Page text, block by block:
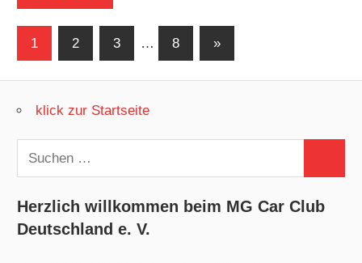
Seitennummerierung
Beiträge
1 2 3 … 8
Nächste
»
klick zur Startseite
Suchen
nach:
Herzlich willkommen beim MG Car Club
Deutschland e. V.